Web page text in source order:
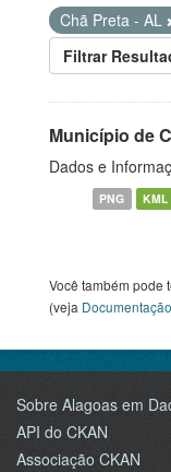
Chã Preta - AL
Filtrar
Município de
Dados e
PNG KML
Você também pode
(veja
Sobre Alagoas em
API do CKAN
Associação CKAN